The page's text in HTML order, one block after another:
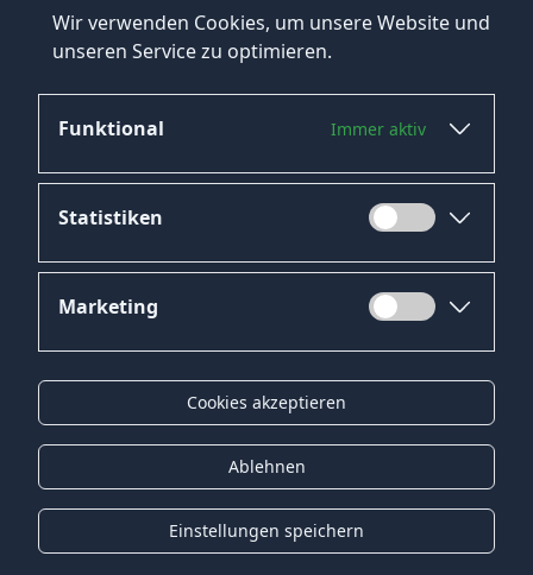
Wir verwenden Cookies, um unsere Website und
unseren Service zu optimieren.
Funktional Immer aktiv
Statistiken
Marketing
Cookies akzeptieren
Ablehnen
Einstellungen speichern
Jetzt bewerben
Datenschutz
Impressum
Kontakt
Gender-Hinweis
© 2026 Onyx Consulting GmbH